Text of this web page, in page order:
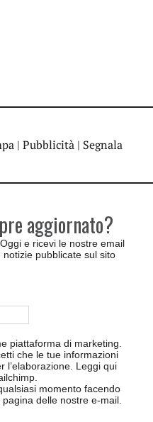
| Pubblicità | Segnala
aggiornato?
e ricevi le nostre email
pubblicate sul sito
piattaforma di marketing.
che le tue informazioni
l’elaborazione. Leggi qui
.
momento facendo
delle nostre e-mail.